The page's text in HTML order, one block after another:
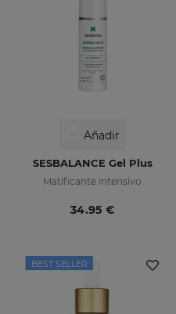
Añadir
SESBALANCE Gel Plus
Matificante intensivo
34.95 €
BEST SELLER